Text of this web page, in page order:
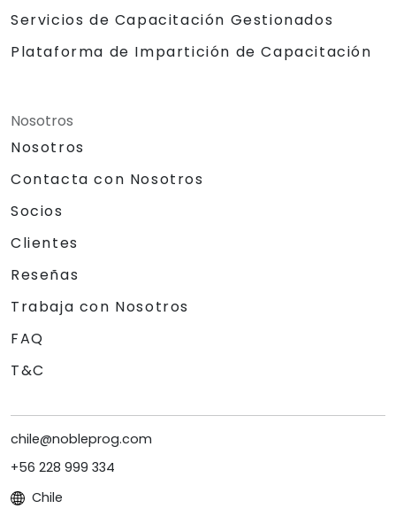
Servicios de Capacitación Gestionados
Plataforma de Impartición de Capacitación
Nosotros
Nosotros
Contacta con Nosotros
Socios
Clientes
Reseñas
Trabaja con Nosotros
FAQ
T&C
chile@nobleprog.com
+56 228 999 334
Chile